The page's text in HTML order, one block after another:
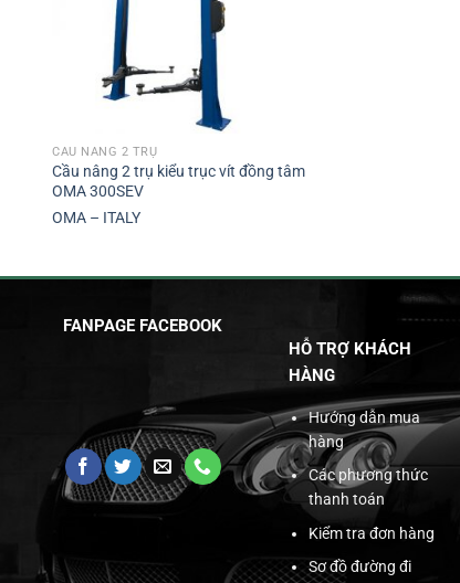
CẦU NÂNG 2 TRỤ
Cầu nâng 2 trụ kiểu trục vít đồng tâm
OMA 300SEV
OMA – ITALY
FANPAGE FACEBOOK
HỖ TRỢ KHÁCH
HÀNG
Hướng dẫn mua
hàng
Các phương thức
thanh toán
Kiểm tra đơn hàng
Sơ đồ đường đi